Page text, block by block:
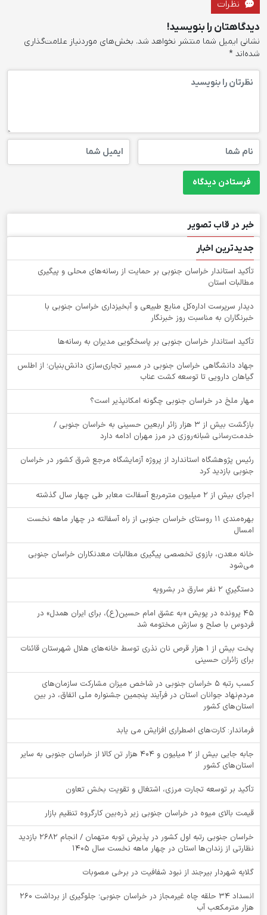
نظرات
دیدگاهتان را بنویسید!
نشانی ایمیل شما منتشر نخواهد شد. بخش‌های موردنیاز علامت‌گذاری
شده‌اند *
خبر در قاب تصویر
جدیدترین اخبار
تأکید استاندار خراسان جنوبی بر حمایت از رسانه‌های محلی و پیگیری
مطالبات استان
دیدار سرپرست اداره‌کل منابع طبیعی و آبخیزداری خراسان جنوبی با
خبرنگاران به مناسبت روز خبرنگار
تأکید استاندار خراسان جنوبی بر پاسخگویی مدیران به رسانه‌ها
جهاد دانشگاهی خراسان جنوبی در مسیر تجاری‌سازی دانش‌بنیان؛ از اطلس
گیاهان دارویی تا توسعه کشت عناب
‌مهار ملخ در خراسان جنوبی چگونه امکانپذیر است؟
بازگشت بیش از ۳ هزار زائر اربعین حسینی به خراسان جنوبی /
خدمت‌رسانی شبانه‌روزی در مرز مهران ادامه دارد
رئیس پژوهشگاه استاندارد از پروژه آزمایشگاه مرجع شرق کشور در خراسان
جنوبی بازدید کرد
اجرای بیش از ۲ میلیون مترمربع آسفالت معابر طی چهار سال گذشته
بهره‌مندی ۱۱ روستای خراسان جنوبی از راه آسفالته در چهار ماهه نخست
امسال
خانه معدن، بازوی تخصصی پیگیری مطالبات معدنکاران خراسان جنوبی
می‌شود
دستگيري 2 نفر سارق در بشرويه
۴۵ پرونده در پویش «به عشق امام حسین(ع)، برای ایران همدل» در
فردوس با صلح و سازش مختومه شد
پخت بیش از 1 هزار قرص نان نذری توسط خانه‌های هلال شهرستان قائنات
برای زائران حسینی
کسب رتبه ۵ خراسان جنوبی در شاخص میزان مشارکت سازمان‌های
مردم‌نهاد جوانان استان در فرآیند پنجمین جشنواره ملی اتفاق، در بین
استان‌های کشور
فرماندار: کارت‌های اضطراری افزایش می یابد
جابه جایی بیش از 2 میلیون و 404 هزار تن کالا از خراسان جنوبی به سایر
استان‌های کشور
تأکید بر توسعه تجارت مرزی، اشتغال و تقویت بخش تعاون
قیمت بالای میوه در خراسان جنوبی زیر ذره‌بین کارگروه تنظیم بازار
خراسان جنوبی رتبه اول کشور در پذیرش توبه متهمان / انجام ۲۶۸۲ بازدید
نظارتی از زندان‌ها استان در چهار ماهه نخست سال 1405
گلایه شهردار بیرجند از نبود شفافیت در برخی مصوبات
انسداد ۳۴ حلقه چاه غیرمجاز در خراسان جنوبی؛ جلوگیری از برداشت ۲۶۰
هزار مترمکعب آب